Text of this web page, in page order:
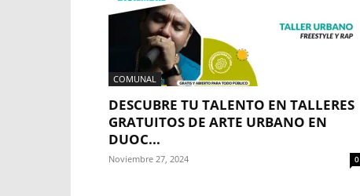
COMUNAL
DESCUBRE TU TALENTO EN TALLERES
GRATUITOS DE ARTE URBANO EN
DUOC...
Noviembre 27, 2024 0